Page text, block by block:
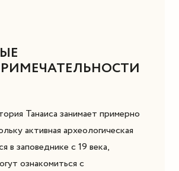
Танаиса занимает примерно
активная археологическая
в заповеднике с 19 века,
ознакомиться с